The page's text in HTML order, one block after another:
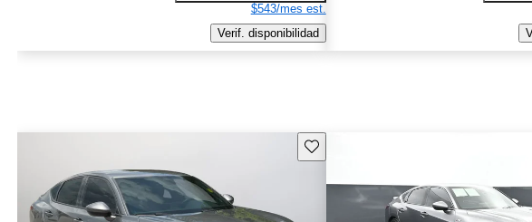
$543/mes est.
Verif. disponibilidad
Guarda este Aviso